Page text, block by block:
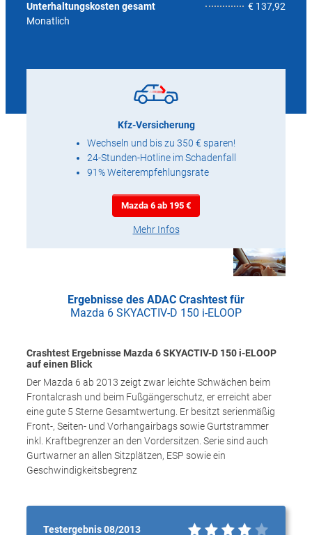
Unterhaltungskosten gesamt
Monatlich
€ 137,92
Kfz-Versicherung
Wechseln und bis zu 350 € sparen!
24-Stunden-Hotline im Schadenfall
91% Weiterempfehlungsrate
Mazda 6 ab 195 €
Mehr Infos
Ergebnisse des ADAC Crashtest für
Mazda 6 SKYACTIV-D 150 i-ELOOP
Crashtest Ergebnisse Mazda 6 SKYACTIV-D 150 i-ELOOP
auf einen Blick
Der Mazda 6 ab 2013 zeigt zwar leichte Schwächen beim
Frontalcrash und beim Fußgängerschutz, er erreicht aber
eine gute 5 Sterne Gesamtwertung. Er besitzt serienmäßig
Front-, Seiten- und Vorhangairbags sowie Gurtstrammer
inkl. Kraftbegrenzer an den Vordersitzen. Serie sind auch
Gurtwarner an allen Sitzplätzen, ESP sowie ein
Geschwindigkeitsbegrenz
Testergebnis 08/2013